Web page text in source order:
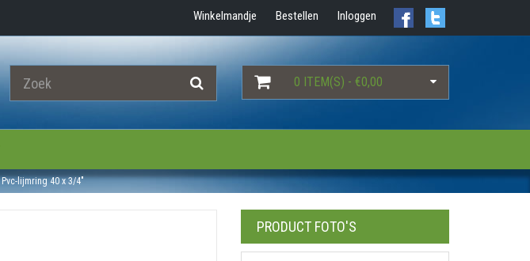
Winkelmandje Bestellen Inloggen
0 ITEM(S) - €0,00
Pvc-lijmring 40 x 3/4"
PRODUCT FOTO'S